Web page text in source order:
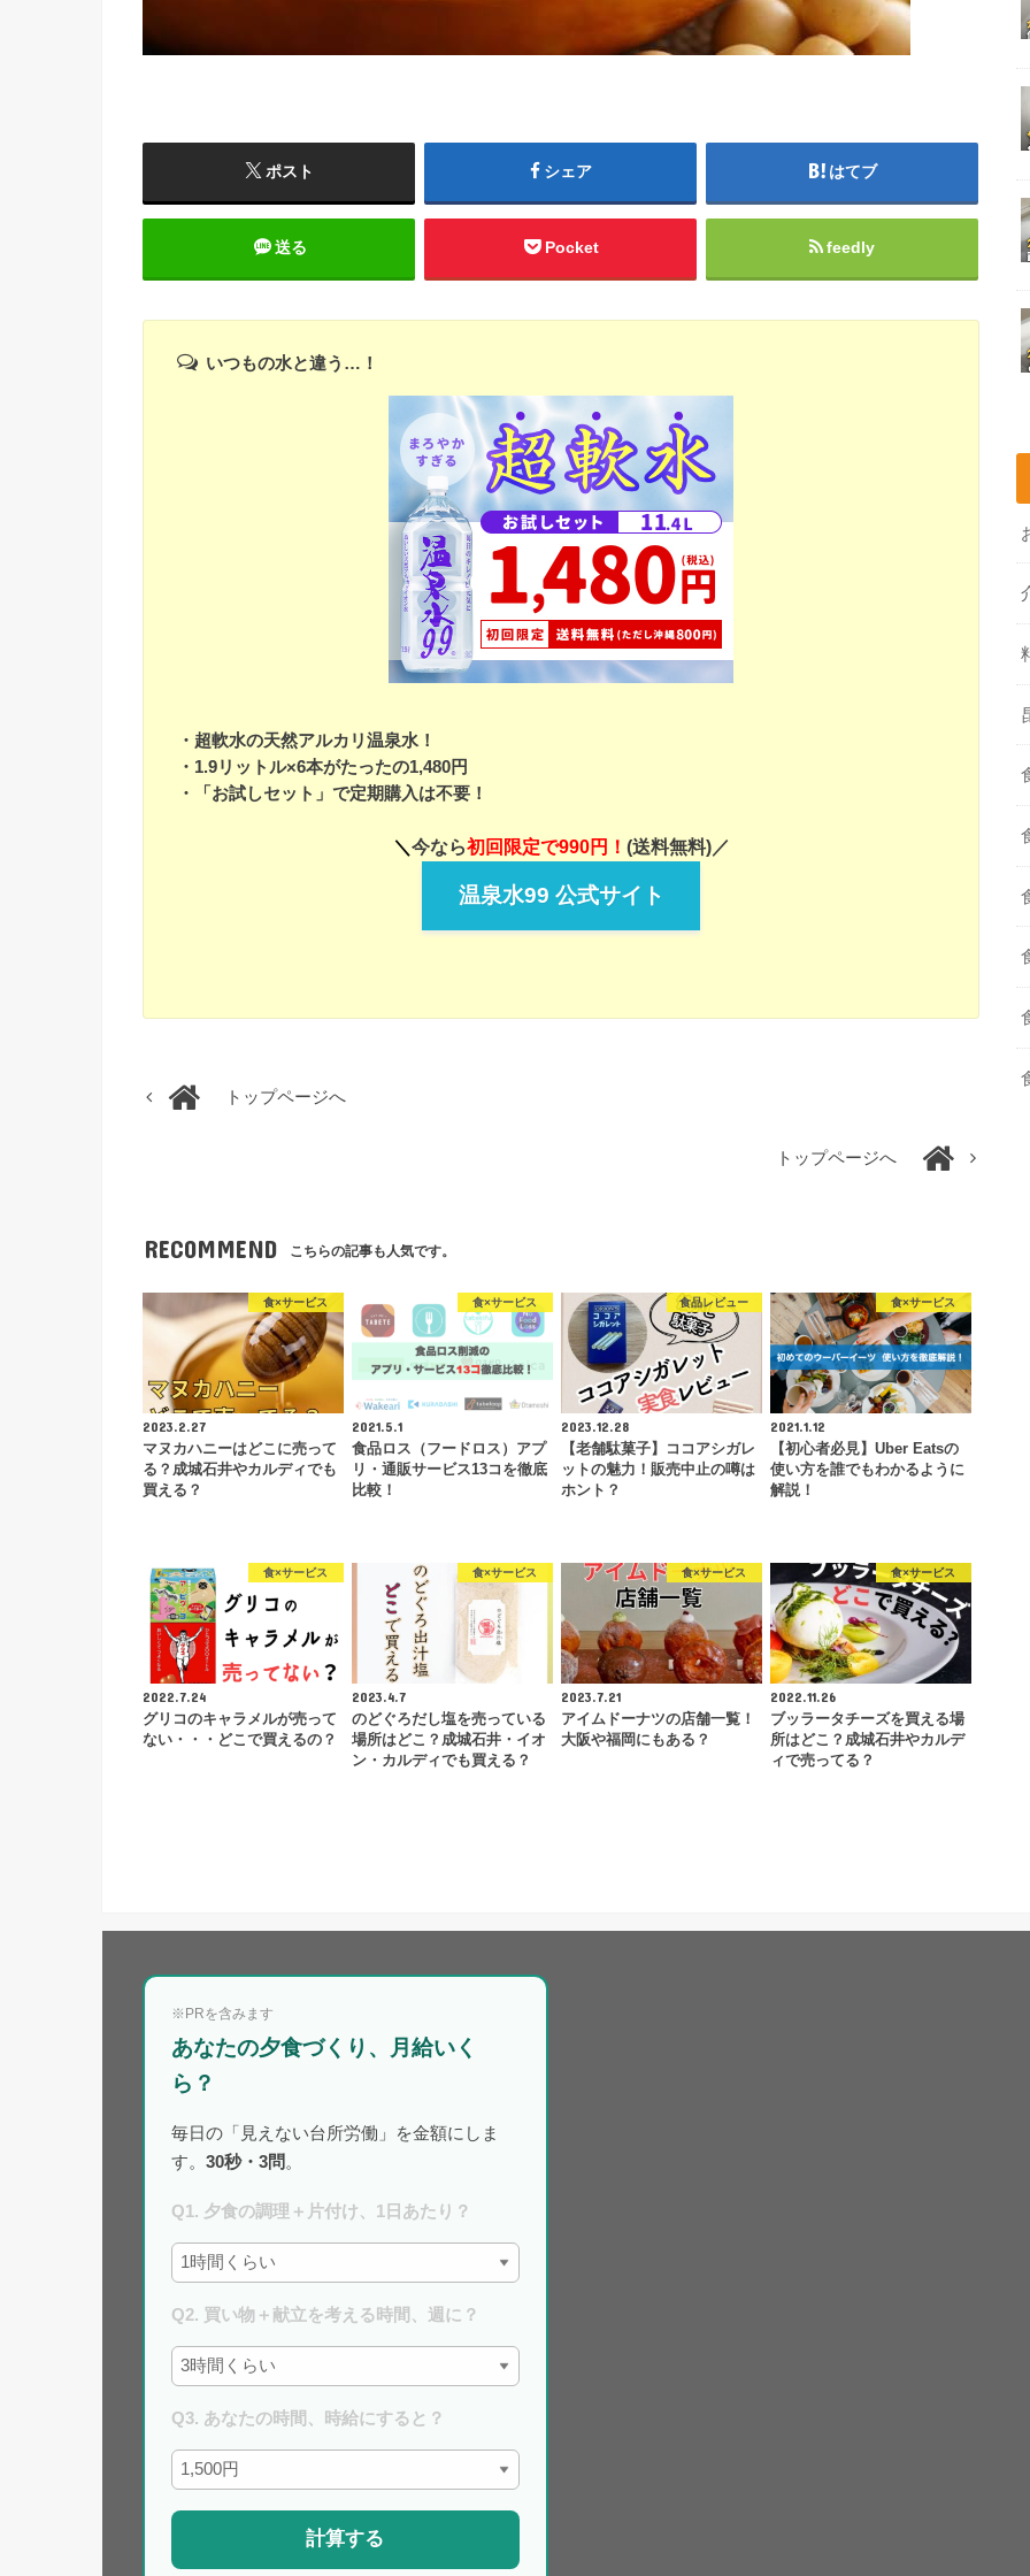
ポスト シェア はてブ
送る Pocket feedly
いつもの水と違う…！
・超軟水の天然アルカリ温泉水！
・1.9リットル×6本がたったの1,480円
・「お試しセット」で定期購入は不要！
＼ 今なら初回限定で990円！ (送料無料)／
温泉水99 公式サイト
トップページへ
トップページへ
RECOMMEND こちらの記事も人気です。
食×サービス
2023.2.27
マヌカハニーはどこに売って
る？成城石井やカルディでも
買える？
食×サービス
2021.5.1
食品ロス（フードロス）アプ
リ・通販サービス13コを徹底
比較！
食品レビュー
2023.12.28
【老舗駄菓子】ココアシガレ
ットの魅力！販売中止の噂は
ホント？
食×サービス
2021.1.12
【初心者必見】Uber Eatsの
使い方を誰でもわかるように
解説！
食×サービス
2022.7.24
グリコのキャラメルが売って
ない・・・どこで買えるの？
食×サービス
2023.4.7
のどぐろだし塩を売っている
場所はどこ？成城石井・イオ
ン・カルディでも買える？
食×サービス
2023.7.21
アイムドーナツの店舗一覧！
大阪や福岡にもある？
食×サービス
2022.11.26
ブッラータチーズを買える場
所はどこ？成城石井やカルデ
ィで売ってる？
※PRを含みます
あなたの夕食づくり、月給いく
ら？
毎日の「見えない台所労働」を金額にしま
す。 30秒・3問 。
Q1. 夕食の調理＋片付け、1日あたり？
Q2. 買い物＋献立を考える時間、週に？
Q3. あなたの時間、時給にすると？
計算する